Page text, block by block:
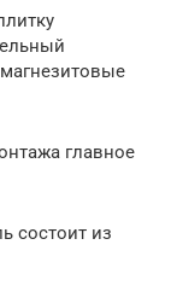
главное
состоит из